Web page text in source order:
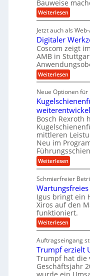
e
b
e
f
ü
r
r
a
e
U
m
g
e
b
u
n
g
e
n
r
a
g
s
e
i
n
g
a
n
g
n
i
g
e
r
S
t
e
l
e
n
n
g
e
t
r
i
e
b
e
f
ü
r
r
ä
z
i
s
e
u
b
b
e
w
e
g
u
n
g
e
n
Bauweise
Weiterlesen:
P
ä
z
i
s
i
o
n
f
r
A
u
t
o
m
o
t
i
v
e
n
d
M
a
s
c
h
i
e
n
b
a
u
Jetzt auch als
Digitaler
Coscom zeigt
AMB in
Weiterlesen:
D
g
i
t
a
l
e
r
W
e
r
k
z
e
u
g
k
r
e
i
s
a
u
f
Neue Optionen
Bosch Rexroth
mittleren
Neu im
Weiterlesen:
K
g
e
l
s
c
h
i
e
e
n
f
ü
h
Schmierfreier
Igus bringt ein
Xiros auf den
funktioniert.
Weiterlesen:
W
r
t
u
n
g
Auftragseingang
Trumpf erzielt
Trumpf hat die
Geschäftsjahr